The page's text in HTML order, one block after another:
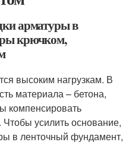
арматуры в
крючком,
высоким нагрузкам. В
материала – бетона,
компенсировать
усилить основание,
в ленточный фундамент,